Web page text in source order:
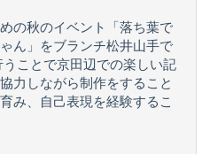
の秋のイベント「落ち葉で
ん」をブランチ松井山手で
ことで京田辺での楽しい記
力しながら制作をすること
み、自己表現を経験するこ